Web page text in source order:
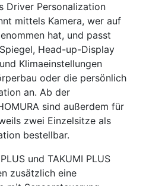
Driver Personalization
mittels Kamera, wer auf
hat, und passt
Head-up-Display
Klimaeinstellungen
oder die persönlich
an. Ab der
sind außerdem für
zwei Einzelsitze als
bestellbar.
und TAKUMI PLUS
zusätzlich eine